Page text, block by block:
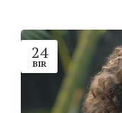
24
BIR